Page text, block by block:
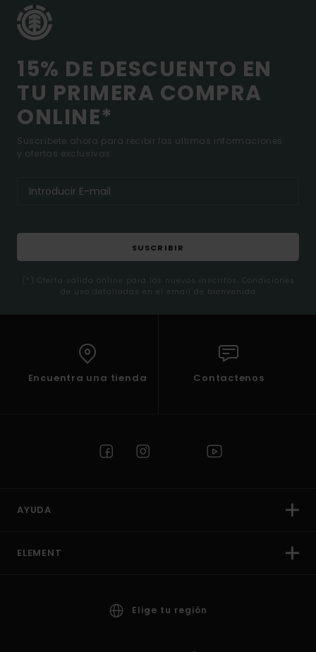
15% DE DESCUENTO EN
TU PRIMERA COMPRA
ONLINE*
Suscríbete ahora para recibir las ultimas informaciones
y ofertas exclusivas.
SUSCRIBIR
(*) Oferta valida online para los nuevos inscritos. Condiciones
de uso detalladas en el email de bienvenida
Encuentra una tienda Contactenos
AYUDA
ELEMENT
Elige tu región